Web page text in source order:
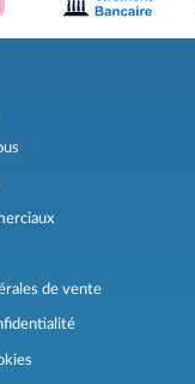
de vente